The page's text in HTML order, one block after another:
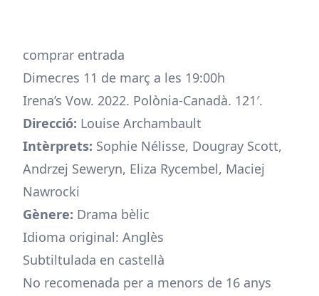
comprar entrada
Dimecres 11 de març a les 19:00h
Irena’s Vow. 2022. Polònia-Canadà. 121′.
Direcció: Louise Archambault
Intèrprets: Sophie Nélisse, Dougray Scott,
Andrzej Seweryn, Eliza Rycembel, Maciej
Nawrocki
Gènere: Drama bèlic
Idioma original: Anglès
Subtiltulada en castellà
No recomenada per a menors de 16 anys